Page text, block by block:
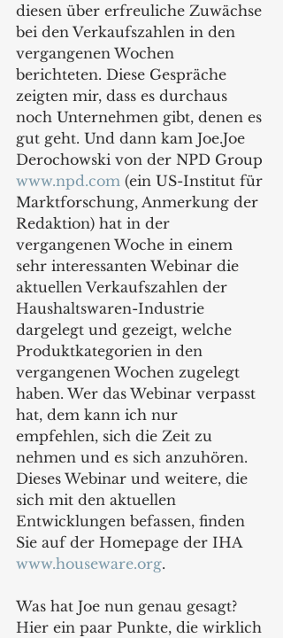
diesen über erfreuliche Zuwächse
bei den Verkaufszahlen in den
vergangenen Wochen
berichteten. Diese Gespräche
zeigten mir, dass es durchaus
noch Unternehmen gibt, denen es
gut geht. Und dann kam Joe.Joe
Derochowski von der NPD Group
www.npd.com (ein US-Institut für
Marktforschung, Anmerkung der
Redaktion) hat in der
vergangenen Woche in einem
sehr interessanten Webinar die
aktuellen Verkaufszahlen der
Haushaltswaren-Industrie
dargelegt und gezeigt, welche
Produktkategorien in den
vergangenen Wochen zugelegt
haben. Wer das Webinar verpasst
hat, dem kann ich nur
empfehlen, sich die Zeit zu
nehmen und es sich anzuhören.
Dieses Webinar und weitere, die
sich mit den aktuellen
Entwicklungen befassen, finden
Sie auf der Homepage der IHA
www.houseware.org.
Was hat Joe nun genau gesagt?
Hier ein paar Punkte, die wirklich